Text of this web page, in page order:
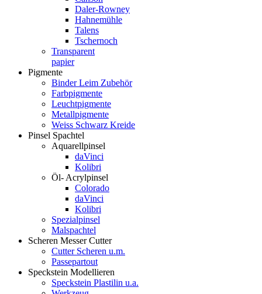
Daler-Rowney
Hahnemühle
Talens
Tschernoch
Transparent
papier
Pigmente
Binder Leim Zubehör
Farbpigmente
Leuchtpigmente
Metallpigmente
Weiss Schwarz Kreide
Pinsel Spachtel
Aquarellpinsel
daVinci
Kolibri
Öl- Acrylpinsel
Colorado
daVinci
Kolibri
Spezialpinsel
Malspachtel
Scheren Messer Cutter
Cutter Scheren u.m.
Passepartout
Speckstein Modellieren
Speckstein Plastilin u.a.